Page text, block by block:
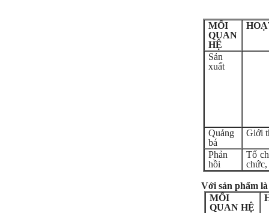
MỐI
QUAN
HỆ
Sản
xuất
Quảng
bá
Giới
Phản
hồi
Tổ
Với sản phẩm
MỐI
QUAN HỆ